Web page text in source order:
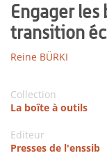
Engager
transition
Reine BÜRKI
Collection
La boîte à outils
Editeur
Presses de l'enssib